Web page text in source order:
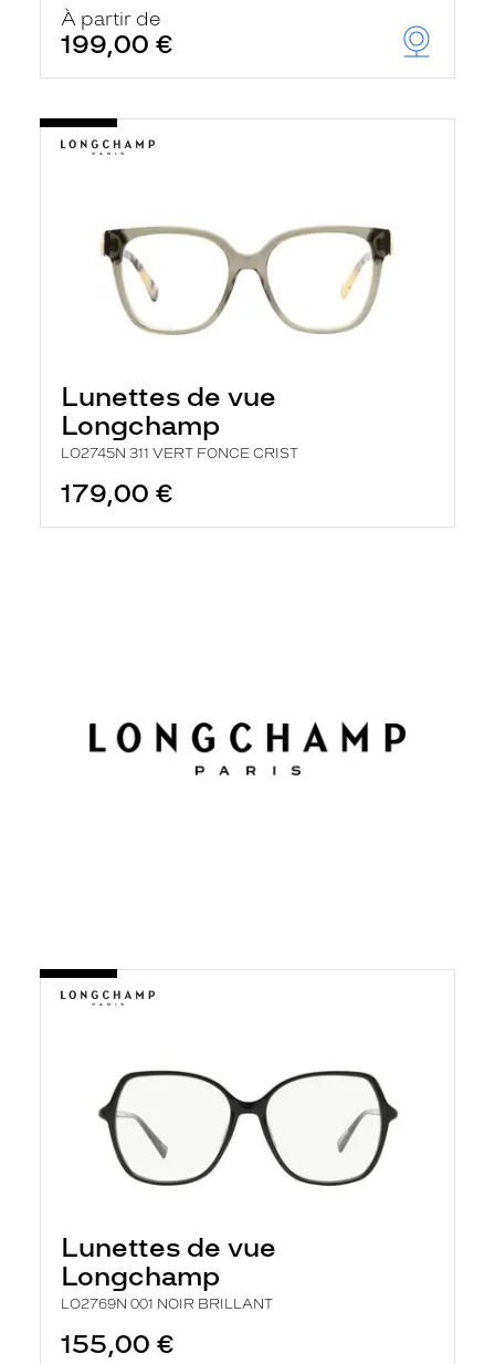
À partir de
199,00 €
Lunettes de vue
Longchamp
LO2745N 311 VERT FONCE CRIST
179,00 €
Lunettes de vue
Longchamp
LO2769N 001 NOIR BRILLANT
155,00 €